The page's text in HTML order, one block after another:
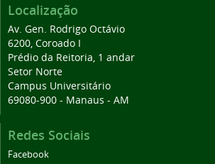
Localização
Av. Gen. Rodrigo Octávio
6200, Coroado I
Prédio da Reitoria, 1 andar
Setor Norte
Campus Universitário
69080-900 - Manaus - AM
Redes Sociais
Facebook